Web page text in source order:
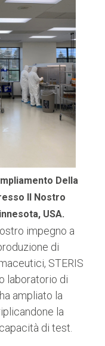
Della
Il Nostro
USA.
impegno a
di
STERIS
laboratorio di
ampliato la
la
di test.